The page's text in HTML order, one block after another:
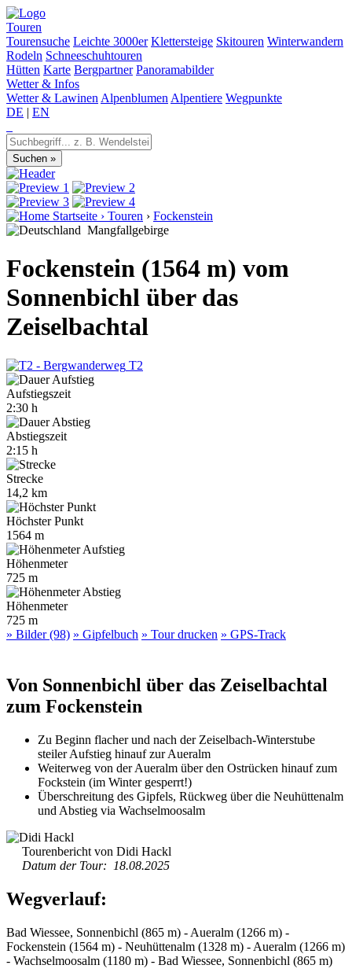
Touren
Tourensuche Leichte 3000er Klettersteige Skitouren Winterwandern
Rodeln Schneeschuhtouren
Hütten Karte Bergpartner Panoramabilder
Wetter & Infos
Wetter & Lawinen Alpenblumen Alpentiere Wegpunkte
DE | EN
Startseite › Touren › Fockenstein
Mangfallgebirge
Fockenstein (1564 m) vom
Sonnenbichl über das
Zeiselbachtal
T2
Aufstiegszeit
2:30 h
Abstiegszeit
2:15 h
Strecke
14,2 km
Höchster Punkt
1564 m
Höhenmeter
725 m
Höhenmeter
725 m
» Bilder (98) » Gipfelbuch » Tour drucken » GPS-Track
Von Sonnenbichl über das Zeiselbachtal
zum Fockenstein
Zu Beginn flacher und nach der Zeiselbach-Winterstube
steiler Aufstieg hinauf zur Aueralm
Weiterweg von der Aueralm über den Ostrücken hinauf zum
Fockstein (im Winter gesperrt!)
Überschreitung des Gipfels, Rückweg über die Neuhüttenalm
und Abstieg via Wachselmoosalm
Tourenbericht von Didi Hackl
Datum der Tour: 18.08.2025
Wegverlauf:
Bad Wiessee, Sonnenbichl (865 m) - Aueralm (1266 m) -
Fockenstein (1564 m) - Neuhüttenalm (1328 m) - Aueralm (1266 m)
- Wachselmoosalm (1180 m) - Bad Wiessee, Sonnenbichl (865 m)